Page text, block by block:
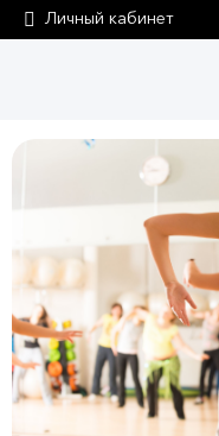
Личный кабинет